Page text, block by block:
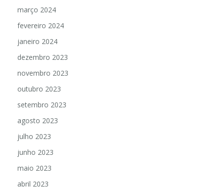
março 2024
fevereiro 2024
janeiro 2024
dezembro 2023
novembro 2023
outubro 2023
setembro 2023
agosto 2023
julho 2023
junho 2023
maio 2023
abril 2023